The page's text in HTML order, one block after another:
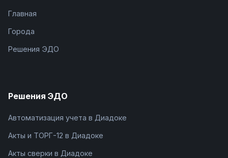
Главная
Города
Решения ЭДО
Решения ЭДО
Автоматизация учета в Диадоке
Акты и ТОРГ-12 в Диадоке
Акты сверки в Диадоке